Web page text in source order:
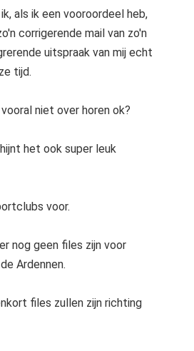
als ik een vooroordeel heb,
corrigerende mail van zo'n
uitspraak van mij echt
tijd.
niet over horen ok?
het ook super leuk
voor.
nog geen files zijn voor
Ardennen.
files zullen zijn richting